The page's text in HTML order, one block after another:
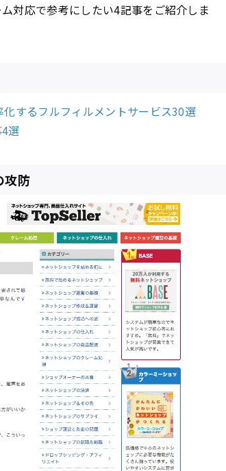
対応で参考にしたい4記事をご紹介しま
するフルフィルメントサービス30選
選
攻防